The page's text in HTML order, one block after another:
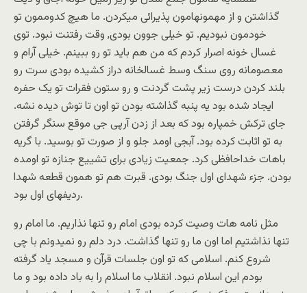
گذاشتن و از مهمونهامون پذیرائی میکردن. ما هیچ کدوممون تو
خودمون نبودیم. تو خیلی جوون بودی, وقت رفتنت نبود. توی
غسال خونه اصرار کردم که من هم باید تو رو ببینم. خیلی آرام و
معصومانه روی سنگ وسط غسالخانه دراز کشیده بودی سرت رو
بلند کردن درست زیر پشت گردنت و رو ستون فقرات تو یک حفره
ایجاد شده بود یه پنبه گذاشته بودن تو اون تا توش دیده نشه.
جای ترکش خمپاره بود که بعد از زدن آرپی جی موقع سنگر گرفتن
به تو اثابت کرده بود. آبجی اومد جلو و از صورت تو بوسید. با گریه
باهات خداحافظی کرد. جمعیت زیادی برای تشییع جنازه تو اومده
بودن. جزء شهدای اول جنگ بودی. قبرت هم تو همون قطعه شهدا
ردیفهای اول بود.
مثل نامه هات وصیت کرده بودی امام رو تنها نذاریم. ما امام رو
تنها نذاشتیم اما اون ما رو تنها گذاشت. درد دلم رو نمیدونم با چی
شروع کنم. اسلامی که تو اون جلسات قرآن و مسجد یاد گرفته
بودم این اسلام نبود. انقلاب ما اسلام را به باد داده بود و ما